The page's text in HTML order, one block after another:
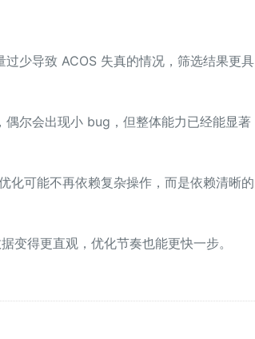
少导致 ACOS 失真的情况，筛选结果更具
尔会出现小 bug，但整体能力已经能显著
化可能不再依赖复杂操作，而是依赖清晰的
变得更直观，优化节奏也能更快一步。